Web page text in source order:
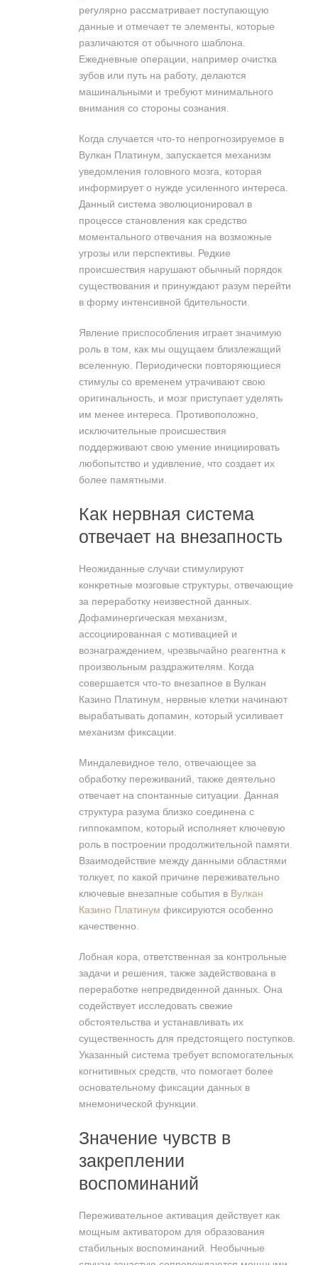
регулярно рассматривает поступающую
данные и отмечает те элементы, которые
различаются от обычного шаблона.
Ежедневные операции, например очистка
зубов или путь на работу, делаются
машинальными и требуют минимального
внимания со стороны сознания.
Когда случается что-то непрогнозируемое в
Вулкан Платинум, запускается механизм
уведомления головного мозга, которая
информирует о нужде усиленного интереса.
Данный система эволюционировал в
процессе становления как средство
моментального отвечания на возможные
угрозы или перспективы. Редкие
происшествия нарушают обычный порядок
существования и принуждают разум перейти
в форму интенсивной бдительности.
Явление приспособления играет значимую
роль в том, как мы ощущаем близлежащий
вселенную. Периодически повторяющиеся
стимулы со временем утрачивают свою
оригинальность, и мозг приступает уделять
им менее интереса. Противоположно,
исключительные происшествия
поддерживают свою умение инициировать
любопытство и удивление, что создает их
более памятными.
Как нервная система
отвечает на внезапность
Неожиданные случаи стимулируют
конкретные мозговые структуры, отвечающие
за переработку неизвестной данных.
Дофаминергическая механизм,
ассоциированная с мотивацией и
вознаграждением, чрезвычайно реагентна к
произвольным раздражителям. Когда
совершается что-то внезапное в Вулкан
Казино Платинум, нервные клетки начинают
вырабатывать допамин, который усиливает
механизм фиксации.
Миндалевидное тело, отвечающее за
обработку переживаний, также деятельно
отвечает на спонтанные ситуации. Данная
структура разума близко соединена с
гиппокампом, который исполняет ключевую
роль в построении продолжительной памяти.
Взаимодействие между данными областями
толкует, по какой причине переживательно
ключевые внезапные события в Вулкан
Казино Платинум фиксируются особенно
качественно.
Лобная кора, ответственная за контрольные
задачи и решения, также задействована в
переработке непредвиденной данных. Она
содействует исследовать свежие
обстоятельства и устанавливать их
существенность для предстоящего поступков.
Указанный система требует вспомогательных
когнитивных средств, что помогает более
основательному фиксации данных в
мнемонической функции.
Значение чувств в
закреплении
воспоминаний
Переживательное активация действует как
мощным активатором для образования
стабильных воспоминаний. Необычные